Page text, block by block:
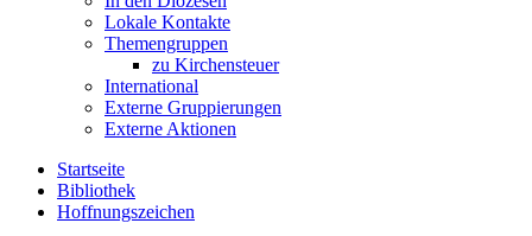
Lokale Kontakte
Themengruppen
zu Kirchensteuer
International
Externe Gruppierungen
Externe Aktionen
Startseite
Bibliothek
Hoffnungszeichen